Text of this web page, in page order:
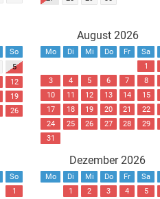
So
5
12
19
26
August 2026
Mo Di Mi Do Fr
Sa
1
3
4 5 6 7
8
10
11 12 13 14
15
17
18 19 20 21
22
24
25 26 27 28
29
31
So
1
Dezember 2026
Mo Di Mi Do Fr
Sa
1
2 3 4 5